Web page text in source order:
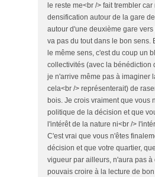
le reste me<br /> fait trembler
densification autour de la gare
autour d'une deuxième gare
va pas du tout dans le bon sens.
le même sens, c'est du coup un
collectivités (avec la bénédiction
je n'arrive même pas à imaginer
cela<br /> représenterait) de
bois. Je crois vraiment que vous
politique de la décision et que
l'intérêt de la nature ni<br />
C'est vrai que vous n'êtes
décision et que votre quartier,
vigueur par ailleurs, n'aura pas à
pouvais croire à la lecture de